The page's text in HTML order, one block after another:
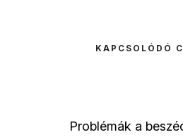
KAPCSOLÓDÓ
Problémák a